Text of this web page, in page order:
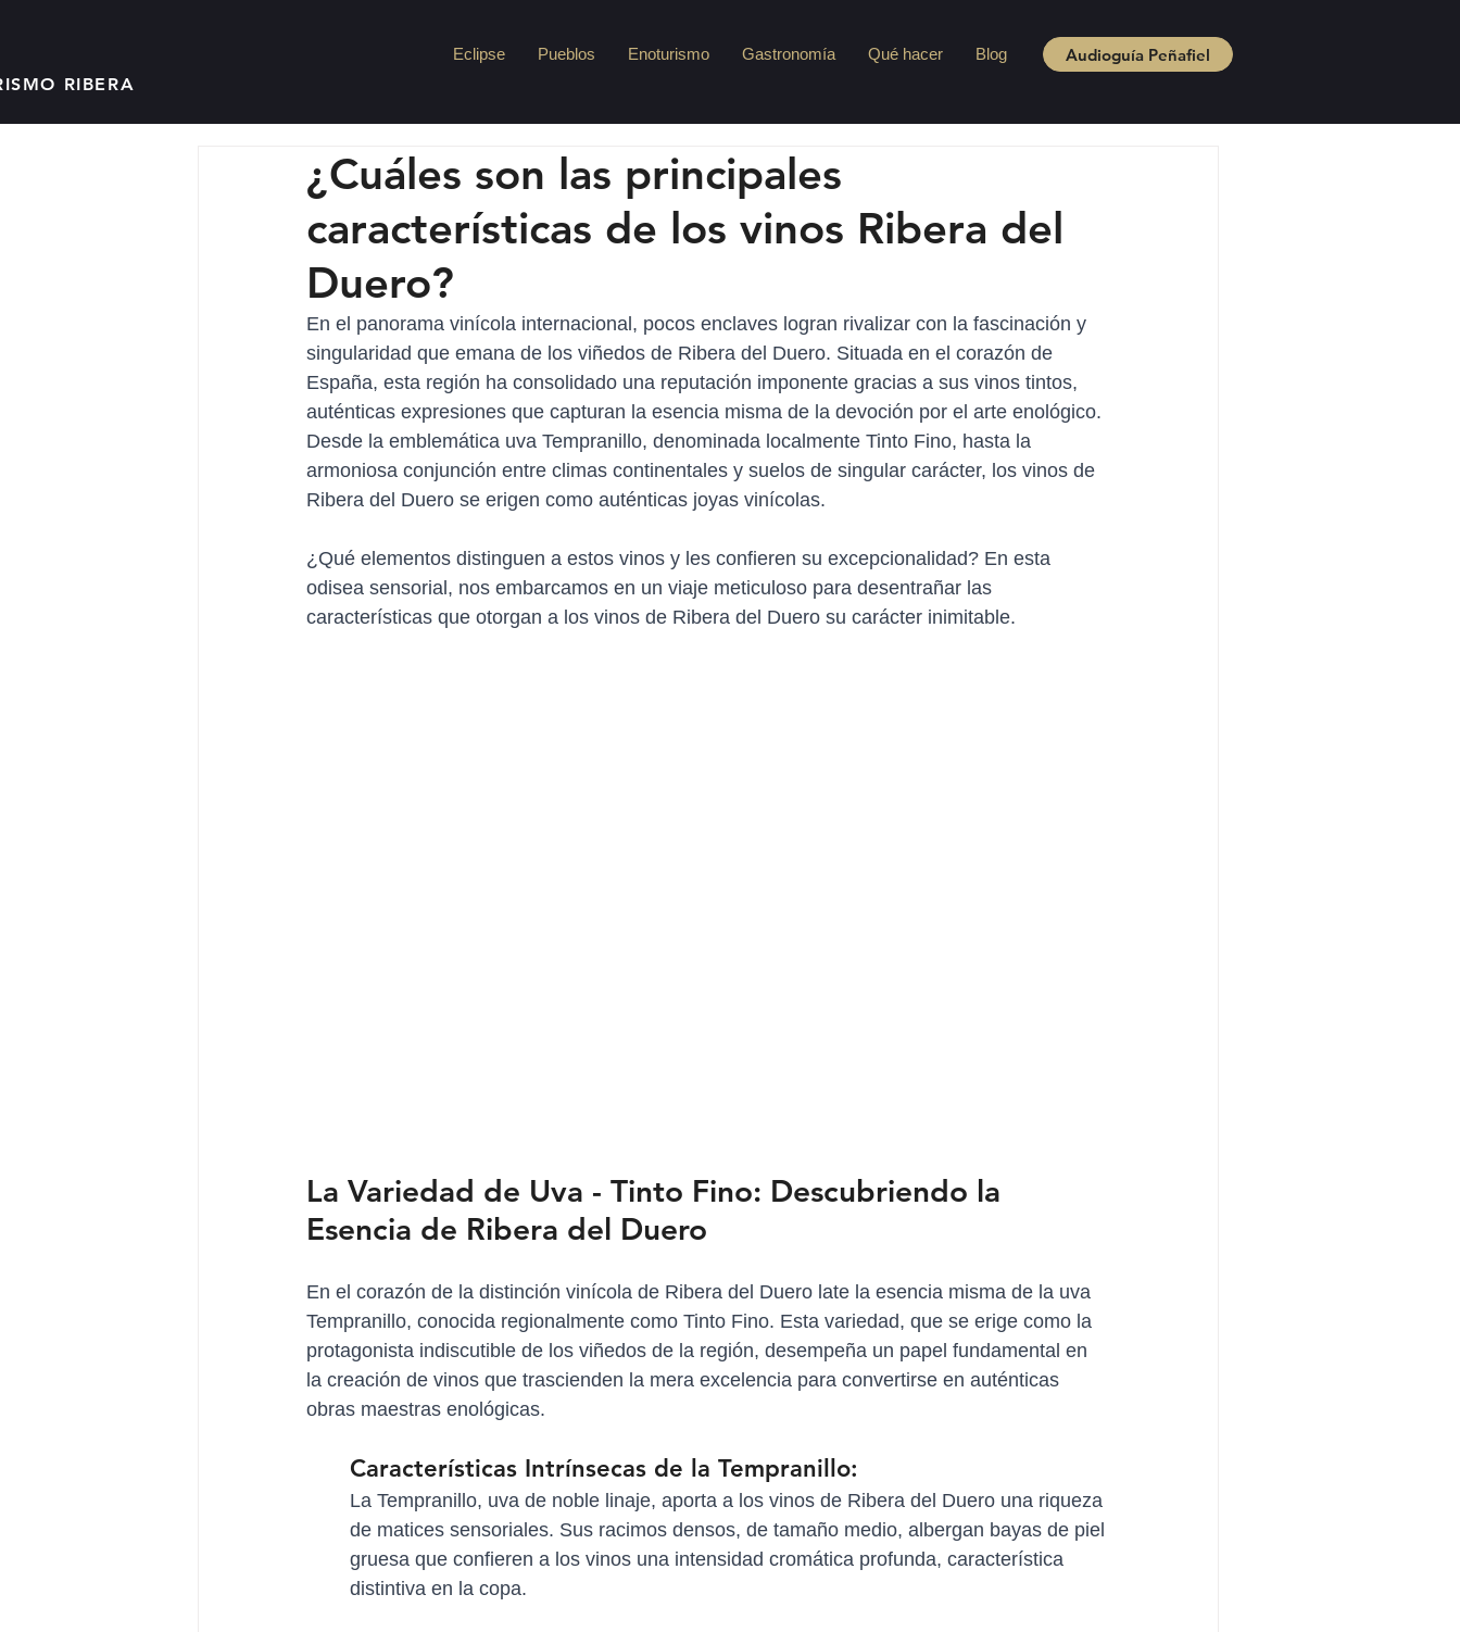
RIBERA
Eclipse Pueblos Enoturismo Gastronomía Qué hacer Blog Audioguía Peñafiel
¿Cuáles son las principales
características de los vinos Ribera del
Duero?
En el panorama vinícola internacional, pocos enclaves logran rivalizar con la fascinación y
singularidad que emana de los viñedos de Ribera del Duero. Situada en el corazón de
España, esta región ha consolidado una reputación imponente gracias a sus vinos tintos,
auténticas expresiones que capturan la esencia misma de la devoción por el arte enológico.
Desde la emblemática uva Tempranillo, denominada localmente Tinto Fino, hasta la
armoniosa conjunción entre climas continentales y suelos de singular carácter, los vinos de
Ribera del Duero se erigen como auténticas joyas vinícolas.
¿Qué elementos distinguen a estos vinos y les confieren su excepcionalidad? En esta
odisea sensorial, nos embarcamos en un viaje meticuloso para desentrañar las
características que otorgan a los vinos de Ribera del Duero su carácter inimitable.
La Variedad de Uva - Tinto Fino: Descubriendo la
Esencia de Ribera del Duero
En el corazón de la distinción vinícola de Ribera del Duero late la esencia misma de la uva
Tempranillo, conocida regionalmente como Tinto Fino. Esta variedad, que se erige como la
protagonista indiscutible de los viñedos de la región, desempeña un papel fundamental en
la creación de vinos que trascienden la mera excelencia para convertirse en auténticas
obras maestras enológicas.
Características Intrínsecas de la Tempranillo:
La Tempranillo, uva de noble linaje, aporta a los vinos de Ribera del Duero una riqueza
de matices sensoriales. Sus racimos densos, de tamaño medio, albergan bayas de piel
gruesa que confieren a los vinos una intensidad cromática profunda, característica
distintiva en la copa.